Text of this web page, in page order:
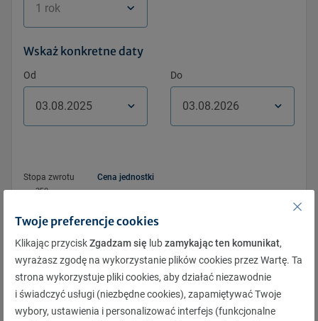
1 rok
Wskaż konkretne daty
Od
28 30
11 12 13
18 19 20 21 22 23 24
25 26 27 28 29 30
1 2 3 4 5 6
Do
27 29 30
10 11 12 13
17 18 19 20 21 22 23
24 25 26 27 28 29 30
31 1 2 3 4 5 6
Stopa zwrotu Cena jednostki
300
350
Twoje preferencje cookies
Klikając przyciskZgadzam się lubzamykając ten komunikat,
wyrażasz zgodę na wykorzystanie plików cookies przez Wartę. Ta
strona wykorzystuje pliki cookies, aby działać niezawodnie
i świadczyć usługi (niezbędne cookies), zapamiętywać Twoje
wybory, ustawienia i personalizować interfejs (funkcjonalne